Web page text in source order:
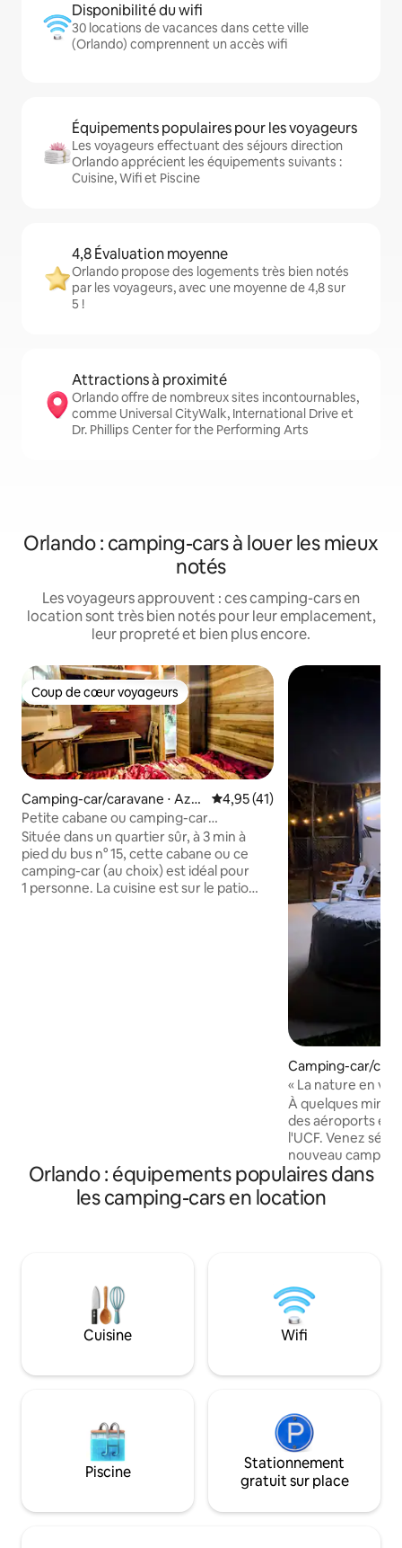
Disponibilité du wifi
30 locations de vacances dans cette ville
(Orlando) comprennent un accès wifi
Équipements populaires pour les voyageurs
Les voyageurs effectuant des séjours direction
Orlando apprécient les équipements suivants :
Cuisine, Wifi et Piscine
4,8 Évaluation moyenne
Orlando propose des logements très bien notés
par les voyageurs, avec une moyenne de 4,8 sur
5 !
Attractions à proximité
Orlando offre de nombreux sites incontournables,
comme Universal CityWalk, International Drive et
Dr. Phillips Center for the Performing Arts
Orlando : camping-cars à louer les mieux
notés
Les voyageurs approuvent : ces camping-cars en
location sont très bien notés pour leur emplacement,
leur propreté et bien plus encore.
Coup de cœur voyageurs
Coup de cœur voyageurs
Camping-car/caravane ⋅ Azal
ea Park
Évaluation moyenne sur la
4,95 (41)
Petite cabane ou camping-car
confortable, à 3 min du bus n° 15
Située dans un quartier sûr, à 3 min à
pied du bus n° 15, cette cabane ou ce
camping-car (au choix) est idéal pour
1 personne. La cuisine est sur le patio
Camping-car/
n Park
« La nature en
À quelques
des aéroports et
l'UCF. Venez
nouveau
chambres, 4 lits,
et d'une salle de
zone boisée de
en fonction de la
aimez ! Forêt
de pique-nique et
de maïs. Tant de
naturelle ou tout
Orlando : équipements populaires dans
les camping-cars en location
Cuisine Wifi
Piscine
Stationnement
gratuit sur place